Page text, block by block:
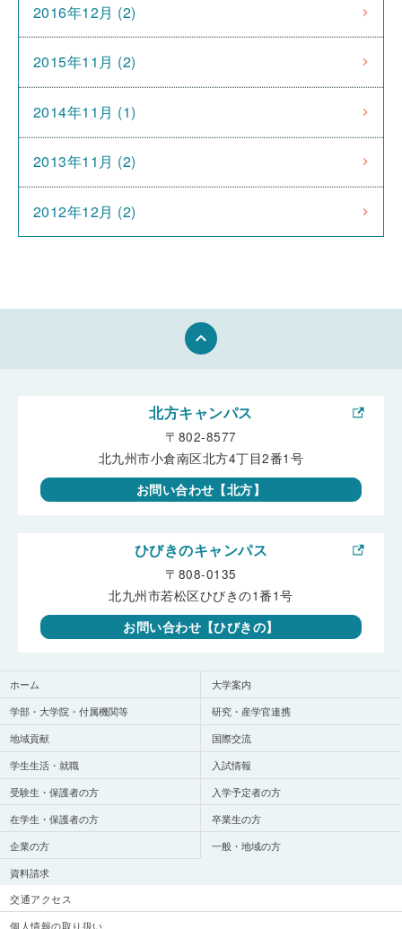
2016年12月 (2)
2015年11月 (2)
2014年11月 (1)
2013年11月 (2)
2012年12月 (2)
keyboard_arrow_up
ホーム
大学案内
学部・大学院・付属機関等
研究・産学官連携
地域貢献
国際交流
学生生活・就職
入試情報
受験生・保護者の方
入学予定者の方
在学生・保護者の方
卒業生の方
企業の方
一般・地域の方
資料請求
北方キャンパス
〒802-8577
北九州市小倉南区北方4丁目2番1号
お問い合わせ【北方】
ひびきのキャンパス
〒808-0135
北九州市若松区ひびきの1番1号
お問い合わせ【ひびきの】
交通アクセス
個人情報の取り扱い